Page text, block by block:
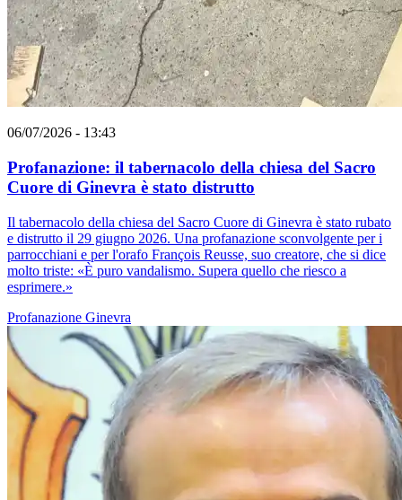
06/07/2026 - 13:43
Profanazione: il tabernacolo della chiesa del Sacro
Cuore di Ginevra è stato distrutto
Il tabernacolo della chiesa del Sacro Cuore di Ginevra è stato rubato
e distrutto il 29 giugno 2026. Una profanazione sconvolgente per i
parrocchiani e per l'orafo François Reusse, suo creatore, che si dice
molto triste: «È puro vandalismo. Supera quello che riesco a
esprimere.»
Profanazione Ginevra